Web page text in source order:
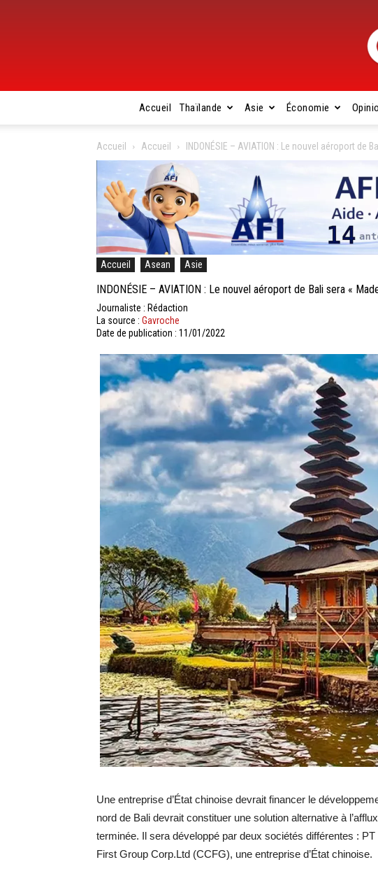
Accueil Thaïlande Asie Économie
Accueil Accueil INDONÉSIE – AVIATION : Le nouvel aéroport de
Accueil Asean Asie
INDONÉSIE – AVIATION : Le nouvel aéroport de Bali sera «
Journaliste : Rédaction
La source : Gavroche
Date de publication : 11/01/2022
Une entreprise d’État chinoise devrait financer le
nord de Bali devrait constituer une solution alternative à
terminée. Il sera développé par deux sociétés différentes :
First Group Corp.Ltd (CCFG), une entreprise d’État chinoise.